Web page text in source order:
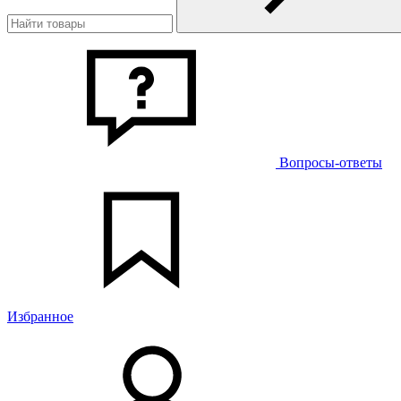
Вопросы-ответы
Избранное